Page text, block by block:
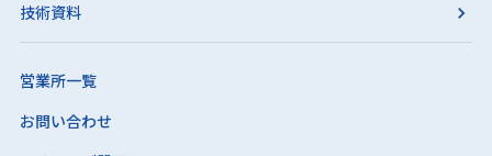
技術資料
営業所一覧
お問い合わせ